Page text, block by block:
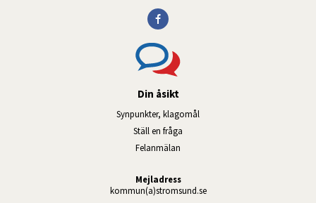
Din åsikt
Synpunkter, klagomål
Ställ en fråga
Felanmälan
Mejladress
kommun(a)stromsund.se